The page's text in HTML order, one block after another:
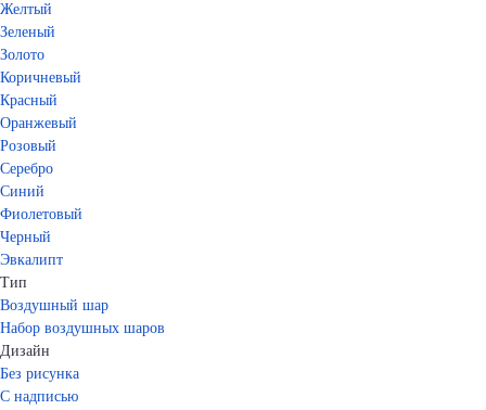
Желтый
Зеленый
Золото
Коричневый
Красный
Оранжевый
Розовый
Серебро
Синий
Фиолетовый
Черный
Эвкалипт
Тип
Воздушный шар
Набор воздушных шаров
Дизайн
Без рисунка
С надписью